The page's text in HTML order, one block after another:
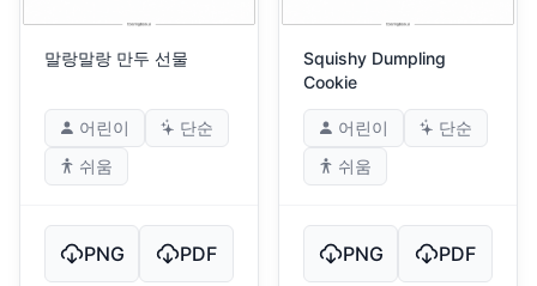
말랑말랑 만두 선물
어린이
단순
쉬움
PNG PDF
Squishy Dumpling
Cookie
어린이
단순
쉬움
PNG PDF